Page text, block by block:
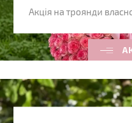
Акція на троянди